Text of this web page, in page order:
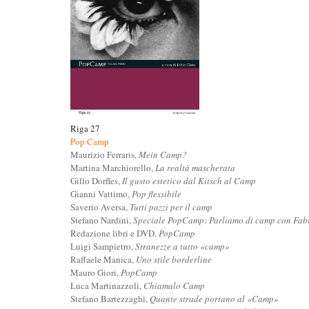
Riga 27
Pop Camp
Maurizio Ferraris,Mein Camp?
Martina Marchiorello,La realtà mascherata
Gillo Dorfles,Il gusto estetico dal Kitsch al Camp
Gianni Vattimo,Pop flessibile
Saverio Aversa, Tutti pazzi per il camp
Stefano Nardini,Speciale PopCamp: Parliamo di camp con
Redazione libri e DVD,PopCamp
Luigi Sampietro,Stranezze a tutto «camp»
Raffaele Manica, Uno stile borderline
Mauro Giori,PopCamp
Luca Martinazzoli, Chiamalo Camp
Stefano Bartezzaghi,Quante strade portano al «Camp»